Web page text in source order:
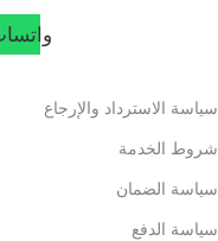
سياسة الاسترداد والإرجاع
شروط الخدمة
سياسة الضمان
سياسة الدفع